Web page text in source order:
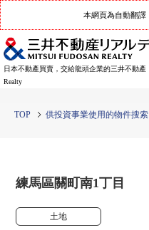
本網頁為自動翻譯
日本不動產買賣，交給龍頭企業的三井不動產
Realty
TOP 供投資事業使用的物件搜索
練馬區關町南1丁目
土地